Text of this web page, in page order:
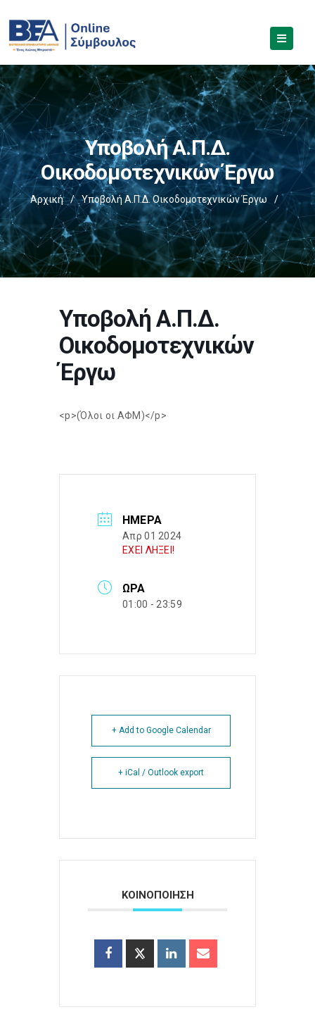
Υποβολή Α.Π.Δ.
Οικοδομοτεχνικών Έργω
Αρχική / Υποβολή Α.Π.Δ. Οικοδομοτεχνικών Έργω /
Υποβολή Α.Π.Δ.
Οικοδομοτεχνικών
Έργω
<p>(Όλοι οι ΑΦΜ)</p>
ΗΜΈΡΑ
Απρ 01 2024
ΕΧΕΙ ΛΗΞΕΙ!
ΏΡΑ
01:00 - 23:59
+ Add to Google Calendar
+ iCal / Outlook export
ΚΟΙΝΟΠΟΙΗΣΗ